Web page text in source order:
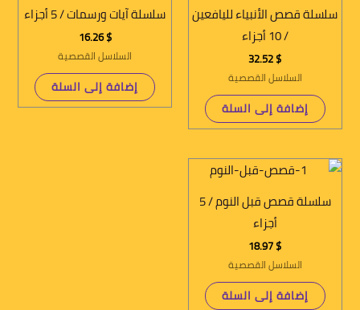
سلسلة قصص الأنبياء لليافعين
/ 10 أجزاء
$
السلاسل القصصية
إضافة إلى السلة
سلسلة آيات ورسمات / 5 أجزاء
$
16.26
السلاسل القصصية
إضافة إلى السلة
سلسلة قصص قبل النوم / 5
أجزاء
$
السلاسل القصصية
إضافة إلى السلة